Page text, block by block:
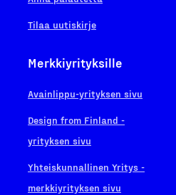
Tilaa uutiskirje
Merkkiyrityksille
Avainlippu-yrityksen sivu
Design from Finland -
yrityksen sivu
Yhteiskunnallinen Yritys -
merkkiyrityksen sivu